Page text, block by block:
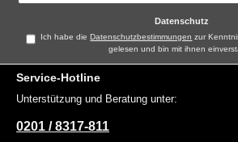
Datenschutz
Ich habe dieDatenschutzbestimmungen zur
gelesen und bin mit ihnen
Service-Hotline
Unterstützung und Beratung unter:
0201 / 8317-811